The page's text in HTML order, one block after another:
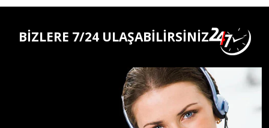
BİZLERE 7/24 ULAŞABİLİRSİNİZ